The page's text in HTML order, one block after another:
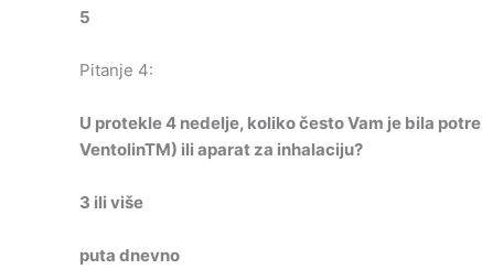
5
Pitanje 4:
U protekle 4 nedelje, koliko često Vam je bila
VentolinTM) ili aparat za inhalaciju?
3 ili više
puta dnevno